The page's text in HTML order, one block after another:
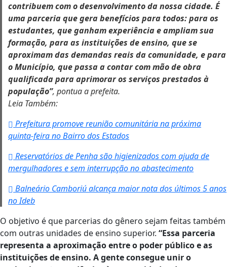
contribuem com o desenvolvimento da nossa cidade. É
uma parceria que gera benefícios para todos: para os
estudantes, que ganham experiência e ampliam sua
formação, para as instituições de ensino, que se
aproximam das demandas reais da comunidade, e para
o Município, que passa a contar com mão de obra
qualificada para aprimorar os serviços prestados à
população”, pontua a prefeita.
Leia Também:
Prefeitura promove reunião comunitária na próxima
quinta-feira no Bairro dos Estados
Reservatórios de Penha são higienizados com ajuda de
mergulhadores e sem interrupção no abastecimento
Balneário Camboriú alcança maior nota dos últimos 5 anos
no Ideb
O objetivo é que parcerias do gênero sejam feitas também
com outras unidades de ensino superior. “Essa parceria
representa a aproximação entre o poder público e as
instituições de ensino. A gente consegue unir o